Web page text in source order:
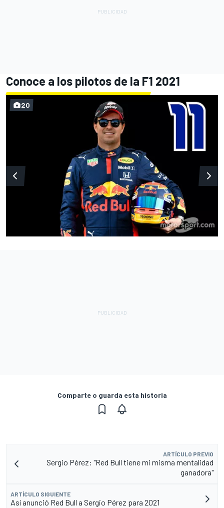
Conoce a los pilotos de la F1 2021
20
Comparte o guarda esta historia
ARTÍCULO PREVIO
Sergio Pérez: "Red Bull tiene mi misma mentalidad
ganadora"
ARTÍCULO SIGUIENTE
Así anunció Red Bull a Sergio Pérez para 2021